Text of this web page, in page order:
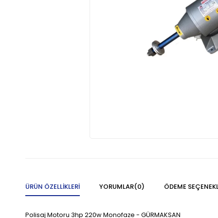
ÜRÜN ÖZELLIKLERI YORUMLAR(0) ÖDEME
Polisaj Motoru 3hp 220w Monofaze - GÜRMAKSAN